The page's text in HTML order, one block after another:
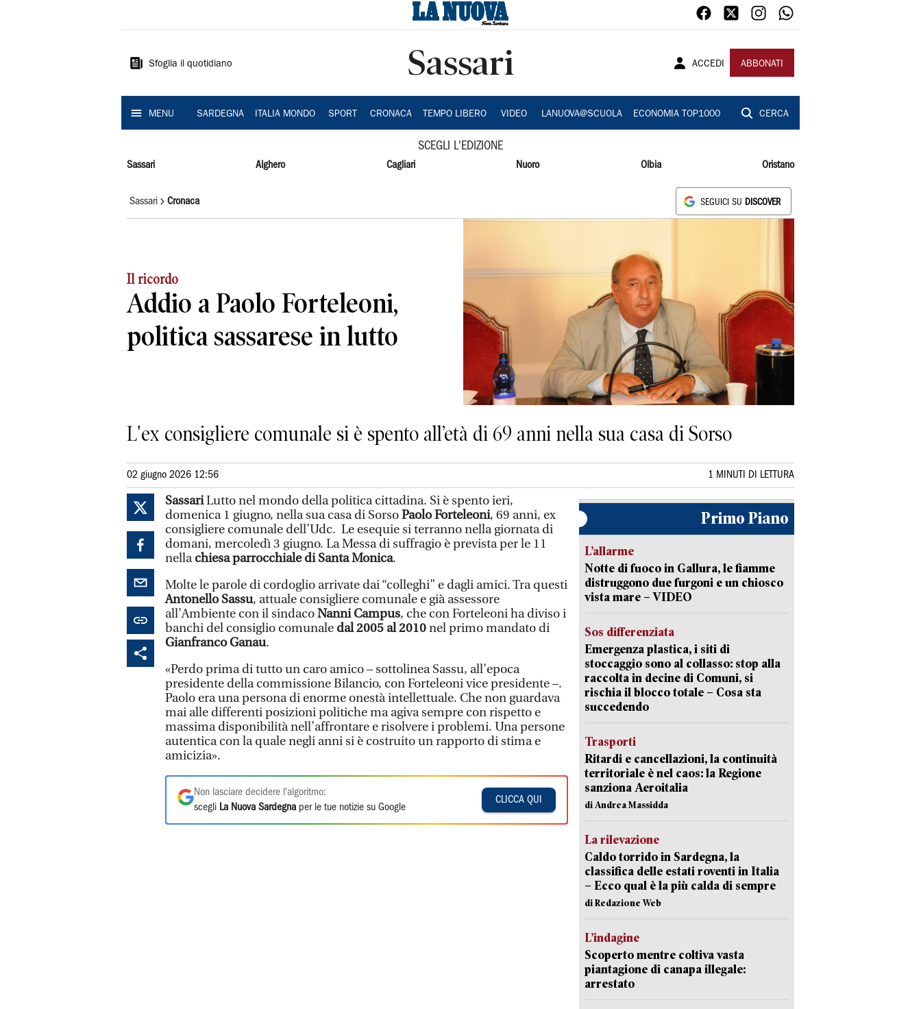
Sardegna
Sfoglia il quotidiano Sassari ACCEDI ABBONATI
MENU SARDEGNA ITALIA MONDO SPORT CRONACA TEMPO LIBERO VIDEO LANUOVA@SCUOLA ECONOMIA TOP1000 CERCA
SCEGLI L'EDIZIONE
Sassari Alghero Cagliari Nuoro Olbia Oristano
Sassari Cronaca SEGUICI SU DISCOVER
Il ricordo
Addio a Paolo Forteleoni,
politica sassarese in lutto
L'ex consigliere comunale si è spento all’età di 69 anni nella sua casa di Sorso
02 giugno 2026 12:56 1 MINUTI DI LETTURA
SassariLutto nel mondo della politica cittadina. Si è spento ieri,
domenica 1 giugno, nella sua casa di SorsoPaolo Forteleoni, 69 anni, ex
consigliere comunale dell’Udc. Le esequie si terranno nella giornata di
domani, mercoledì 3 giugno. La Messa di suffragio è prevista per le 11
nellachiesa parrocchiale di Santa Monica.
Molte le parole di cordoglio arrivate dai “colleghi” e dagli amici. Tra questi
Antonello Sassu, attuale consigliere comunale e già assessore
all’Ambiente con il sindacoNanni Campus, che con Forteleoni ha diviso i
banchi del consiglio comunale dal 2005 al 2010nel primo mandato di
Gianfranco Ganau.
«Perdo prima di tutto un caro amico – sottolinea Sassu, all’epoca
presidente della commissione Bilancio, con Forteleoni vice presidente –.
Paolo era una persona di enorme onestà intellettuale. Che non guardava
mai alle differenti posizioni politiche ma agiva sempre con rispetto e
massima disponibilità nell’affrontare e risolvere i problemi. Una persone
autentica con la quale negli anni si è costruito un rapporto di stima e
amicizia».
Non lasciare decidere l'algoritmo:
scegli La Nuova Sardegna per le tue notizie su Google
CLICCA QUI
Primo Piano
L’allarme
Notte di fuoco in Gallura, le fiamme
distruggono due furgoni e un chiosco
vista mare – VIDEO
Sos differenziata
Emergenza plastica, i siti di
stoccaggio sono al collasso: stop alla
raccolta in decine di Comuni, si
rischia il blocco totale – Cosa sta
succedendo
Trasporti
Ritardi e cancellazioni, la continuità
territoriale è nel caos: la Regione
sanziona Aeroitalia
di Andrea Massidda
La rilevazione
Caldo torrido in Sardegna, la
classifica delle estati roventi in Italia
– Ecco qual è la più calda di sempre
di Redazione Web
L’indagine
Scoperto mentre coltiva vasta
piantagione di canapa illegale:
arrestato